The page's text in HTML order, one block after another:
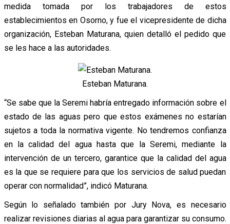
medida tomada por los trabajadores de estos
establecimientos en Osorno, y fue el vicepresidente de dicha
organización, Esteban Maturana, quien detalló el pedido que
se les hace a las autoridades.
Esteban Maturana.
“Se sabe que la Seremi habría entregado información sobre el
estado de las aguas pero que estos exámenes no estarían
sujetos a toda la normativa vigente. No tendremos confianza
en la calidad del agua hasta que la Seremi, mediante la
intervención de un tercero, garantice que la calidad del agua
es la que se requiere para que los servicios de salud puedan
operar con normalidad”, indicó Maturana.
Según lo señalado también por Jury Nova, es necesario
realizar revisiones diarias al agua para garantizar su consumo.